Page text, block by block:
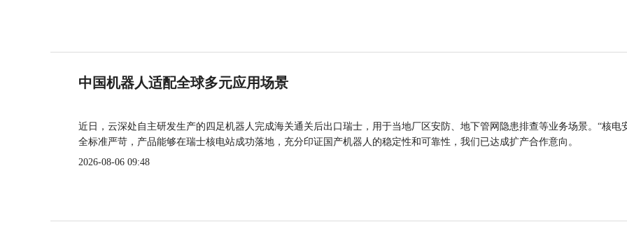
中国机器人适配全球多元应用场景
近日，云深处自主研发生产的四足机器人完成海关通关后出口瑞士，用于当地厂区安防、地下管网隐患排查等业务场景。“核电
全标准严苛，产品能够在瑞士核电站成功落地，充分印证国产机器人的稳定性和可靠性，我们已达成扩产合作意向。
2026-08-06 09:48